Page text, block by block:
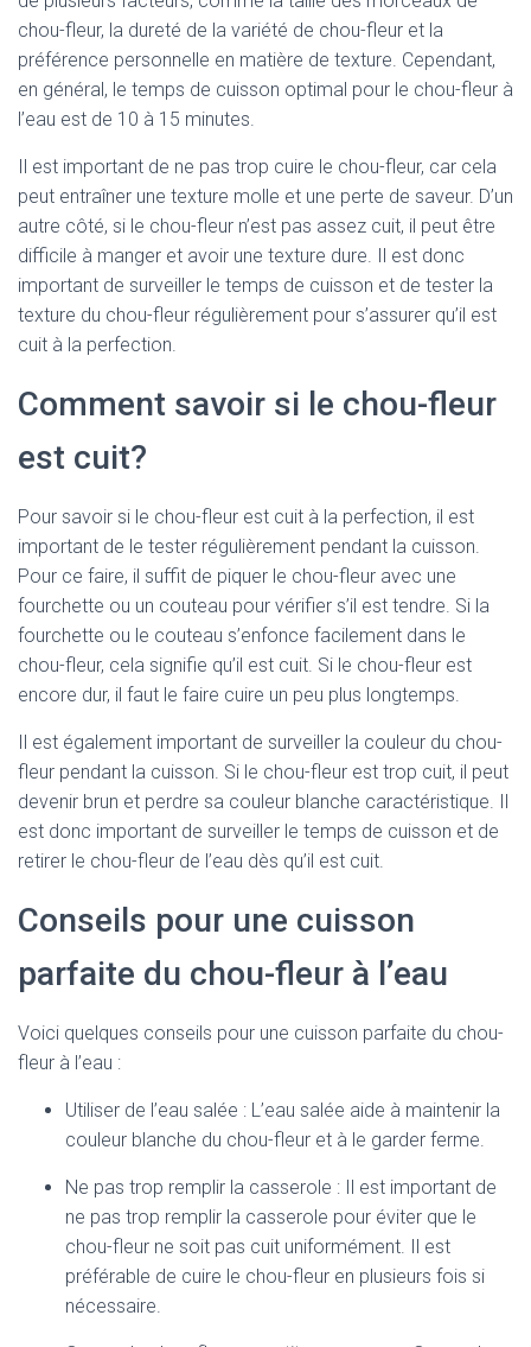
chou-fleur, la dureté de la variété de chou-fleur et la
préférence personnelle en matière de texture. Cependant,
en général, le temps de cuisson optimal pour le chou-fleur à
l’eau est de 10 à 15 minutes.
Il est important de ne pas trop cuire le chou-fleur, car cela
peut entraîner une texture molle et une perte de saveur. D’un
autre côté, si le chou-fleur n’est pas assez cuit, il peut être
difficile à manger et avoir une texture dure. Il est donc
important de surveiller le temps de cuisson et de tester la
texture du chou-fleur régulièrement pour s’assurer qu’il est
cuit à la perfection.
Comment savoir si le chou-fleur
est cuit?
Pour savoir si le chou-fleur est cuit à la perfection, il est
important de le tester régulièrement pendant la cuisson.
Pour ce faire, il suffit de piquer le chou-fleur avec une
fourchette ou un couteau pour vérifier s’il est tendre. Si la
fourchette ou le couteau s’enfonce facilement dans le
chou-fleur, cela signifie qu’il est cuit. Si le chou-fleur est
encore dur, il faut le faire cuire un peu plus longtemps.
Il est également important de surveiller la couleur du chou-
fleur pendant la cuisson. Si le chou-fleur est trop cuit, il peut
devenir brun et perdre sa couleur blanche caractéristique. Il
est donc important de surveiller le temps de cuisson et de
retirer le chou-fleur de l’eau dès qu’il est cuit.
Conseils pour une cuisson
parfaite du chou-fleur à l’eau
Voici quelques conseils pour une cuisson parfaite du chou-
fleur à l’eau :
Utiliser de l’eau salée : L’eau salée aide à maintenir la
couleur blanche du chou-fleur et à le garder ferme.
Ne pas trop remplir la casserole : Il est important de
ne pas trop remplir la casserole pour éviter que le
chou-fleur ne soit pas cuit uniformément. Il est
préférable de cuire le chou-fleur en plusieurs fois si
nécessaire.